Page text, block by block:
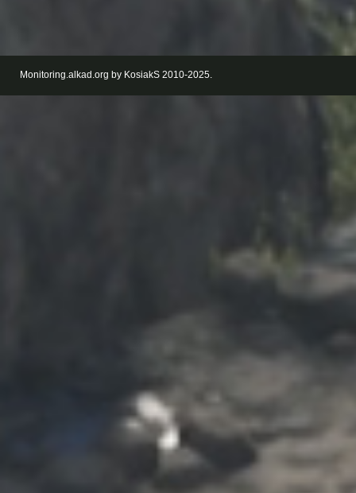
Monitoring.alkad.org by KosiakS 2010-2025.